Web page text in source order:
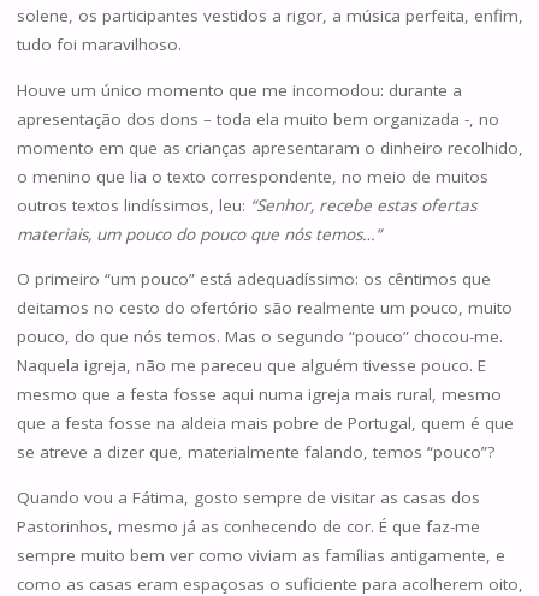
solene, os participantes vestidos a rigor, a música perfeita, enfim,
tudo foi maravilhoso.
Houve um único momento que me incomodou: durante a
apresentação dos dons – toda ela muito bem organizada -, no
momento em que as crianças apresentaram o dinheiro recolhido,
o menino que lia o texto correspondente, no meio de muitos
outros textos lindíssimos, leu: “Senhor, recebe estas ofertas
materiais, um pouco do pouco que nós temos…”
O primeiro “um pouco” está adequadíssimo: os cêntimos que
deitamos no cesto do ofertório são realmente um pouco, muito
pouco, do que nós temos. Mas o segundo “pouco” chocou-me.
Naquela igreja, não me pareceu que alguém tivesse pouco. E
mesmo que a festa fosse aqui numa igreja mais rural, mesmo
que a festa fosse na aldeia mais pobre de Portugal, quem é que
se atreve a dizer que, materialmente falando, temos “pouco”?
Quando vou a Fátima, gosto sempre de visitar as casas dos
Pastorinhos, mesmo já as conhecendo de cor. É que faz-me
sempre muito bem ver como viviam as famílias antigamente, e
como as casas eram espaçosas o suficiente para acolherem oito,